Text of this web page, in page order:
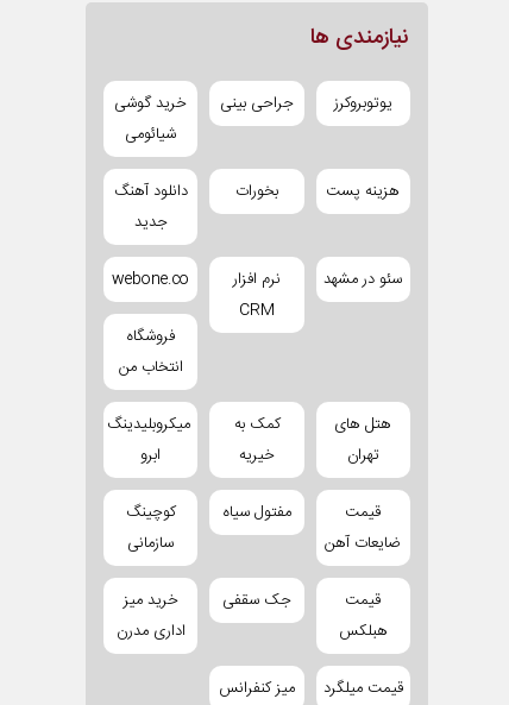
نیازمندی ها
یوتوبروکرز جراحی بینی
خرید گوشی
شیائومی
هزینه پست بخورات
دانلود آهنگ
جدید
سئو در مشهد
نرم افزار
CRM
webone.co
فروشگاه
انتخاب من
هتل های
تهران
کمک به
خیریه
میکروبلیدینگ
ابرو
قیمت
ضایعات آهن
مفتول سیاه
کوچینگ
سازمانی
قیمت
هبلکس
جک سقفی
خرید میز
اداری مدرن
قیمت میلگرد میز کنفرانس